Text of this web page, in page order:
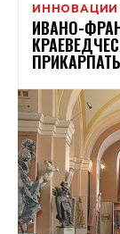
ИННОВАЦИИ
ИВАНО-